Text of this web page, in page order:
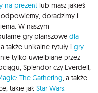
na prezent lub masz jakieś
odpowiemy, doradzimy i
W naszym
gry planszowe dla
, a także unikalne tytuły i gry
nie tylko uwielbiane przez
Splendor czy Everdell,
The Gathering , a także
takie jak Star Wars: